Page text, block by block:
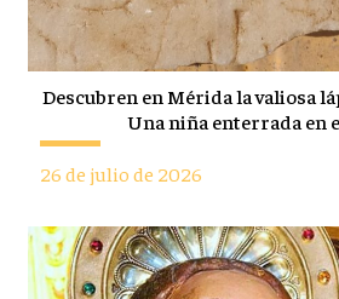
Descubren en Mérida la valiosa
Una niña enterrada en
26 de julio de 2026